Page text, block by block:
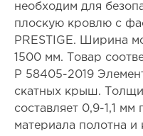
необходим для
плоскую кровлю с
PRESTIGE. Ширина
1500 мм. Товар
Р 58405-2019
скатных крыш.
составляет 0,9-1,1
материала полотна и